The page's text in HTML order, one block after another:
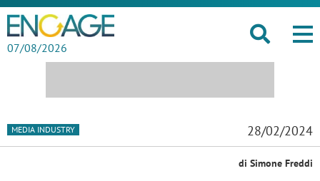
07/08/2026
MEDIA INDUSTRY 28/02/2024
di Simone Freddi